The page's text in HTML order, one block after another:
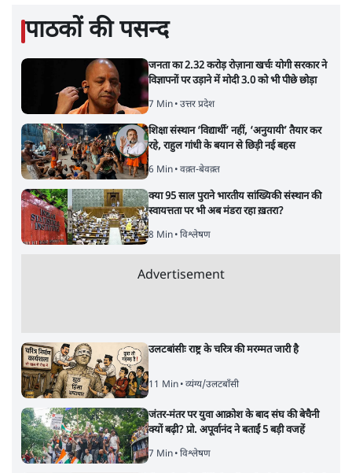
पाठकों की पसन्द
जनता का 2.32 करोड़ रोज़ाना खर्चः योगी सरकार ने
विज्ञापनों पर उड़ाने में मोदी 3.0 को भी पीछे छोड़ा
7 Min• उत्तर प्रदेश
शिक्षा संस्थान ‘विद्यार्थी’ नहीं, ‘अनुयायी’ तैयार कर
रहे, राहुल गांधी के बयान से छिड़ी नई बहस
6 Min• वक़्त-बेवक़्त
क्या 95 साल पुराने भारतीय सांख्यिकी संस्थान की
स्वायत्तता पर भी अब मंडरा रहा ख़तरा?
8 Min• विश्लेषण
Advertisement
उलटबांसीः राष्ट्र के चरित्र की मरम्मत जारी है
11 Min• व्यंग्य/उलटबाँसी
जंतर-मंतर पर युवा आक्रोश के बाद संघ की बेचैनी
क्यों बढ़ी? प्रो. अपूर्वानंद ने बताईं 5 बड़ी वजहें
7 Min• विश्लेषण